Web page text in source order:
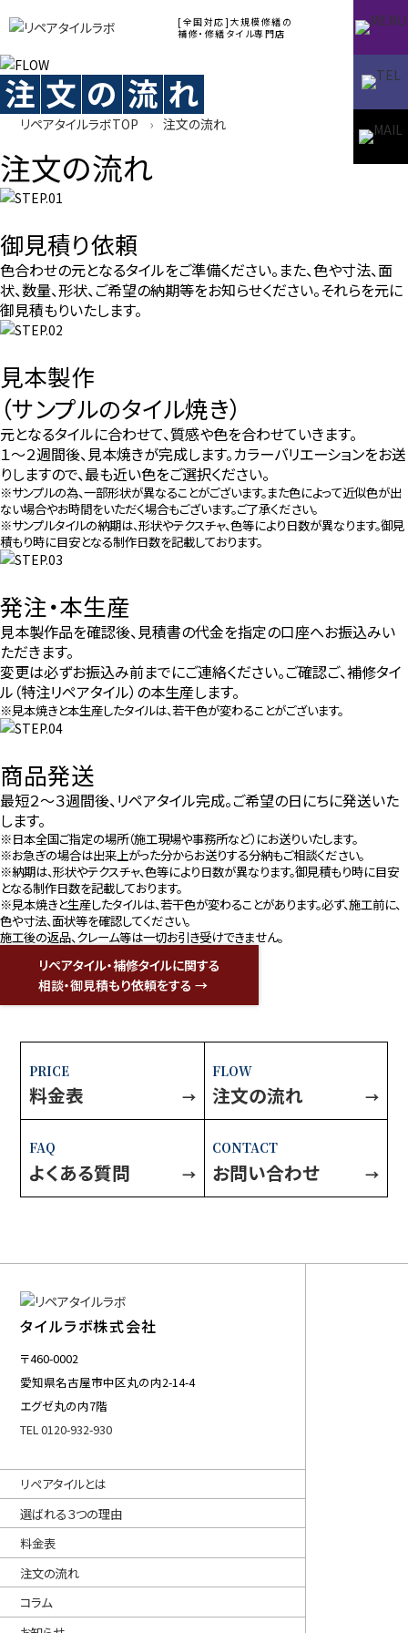
[全国対応]大規模修繕の
補修・修繕タイル専門店
注 文 の 流 れ
リペアタイルラボTOP 注文の流れ
注文の流れ
御見積り依頼
色合わせの元となるタイルをご準備ください。 また、色や寸法、面
状、数量、形状、ご希望の納期等をお知らせください。それらを元に
御見積もりいたします。
見本製作
（サンプルのタイル焼き）
元となるタイルに合わせて、質感や色を合わせていきます。
１～２週間後、見本焼きが完成します。カラーバリエーションをお送
りしますので、最も近い色をご選択ください。
※サンプルの為、一部形状が異なることがございます。また色によって近似色が出
ない場合やお時間をいただく場合もございます。ご了承ください。
※サンプルタイルの納期は、形状やテクスチャ、色等により日数が異なります。御見
積もり時に目安となる制作日数を記載しております。
発注・本生産
見本製作品を確認後、見積書の代金を指定の口座へお振込みい
ただきます。
変更は必ずお振込み前までにご連絡ください。ご確認ご、補修タイ
ル（特注リペアタイル）の本生産します。
※見本焼きと本生産したタイルは、若干色が変わることがございます。
商品発送
最短２～３週間後、リペアタイル完成。ご希望の日にちに発送いた
します。
※日本全国ご指定の場所（施工現場や事務所など）にお送りいたします。
※お急ぎの場合は出来上がった分からお送りする分納もご相談ください。
※納期は、形状やテクスチャ、色等により日数が異なります。御見積もり時に目安
となる制作日数を記載しております。
※見本焼きと生産したタイルは、若干色が変わることがあります。必ず、施工前に、
色や寸法、面状等を確認してください。
施工後の返品、クレーム等は一切お引き受けできません。
リペアタイル・補修タイルに関する
相談・御見積もり依頼をする →
PRICE
料金表 →
FLOW
注文の流れ →
FAQ
よくある質問 →
CONTACT
お問い合わせ →
タイルラボ株式会社
〒460-0002
愛知県名古屋市中区丸の内2-14-4
エグゼ丸の内7階
TEL 0120-932-930
リペアタイルとは
選ばれる３つの理由
料金表
注文の流れ
コラム